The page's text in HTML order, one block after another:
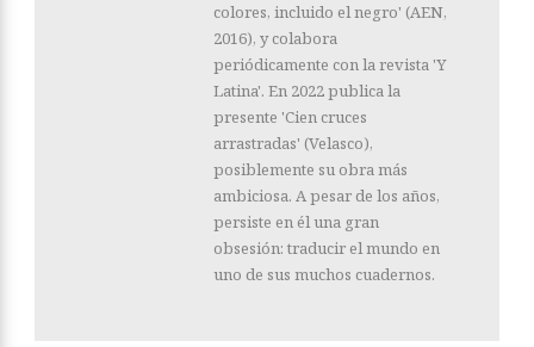
colores, incluido el negro' (AEN,
2016), y colabora
periódicamente con la revista 'Y
Latina'. En 2022 publica la
presente 'Cien cruces
arrastradas' (Velasco),
posiblemente su obra más
ambiciosa. A pesar de los años,
persiste en él una gran
obsesión: traducir el mundo en
uno de sus muchos cuadernos.